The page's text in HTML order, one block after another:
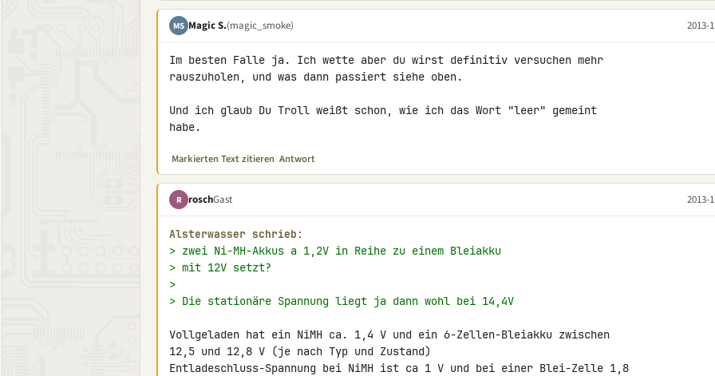
MS Magic S.(magic_smoke) 2013-
Im besten Falle ja. Ich wette aber du wirst definitiv versuchen mehr
rauszuholen, und was dann passiert siehe oben.
Und ich glaub Du Troll weißt schon, wie ich das Wort "leer" gemeint
habe.
Markierten Text zitieren Antwort
R roschGast 2013-
Alsterwasser schrieb:
> zwei Ni-MH-Akkus a 1,2V in Reihe zu einem Bleiakku
> mit 12V setzt?
>
> Die stationäre Spannung liegt ja dann wohl bei 14,4V
Vollgeladen hat ein NiMH ca. 1,4 V und ein 6-Zellen-Bleiakku zwischen
12,5 und 12,8 V (je nach Typ und Zustand)
Entladeschluss-Spannung bei NiMH ist ca 1 V und bei einer Blei-Zelle 1,8